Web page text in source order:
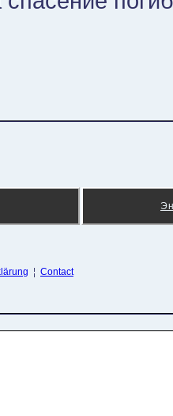
¦ Contact